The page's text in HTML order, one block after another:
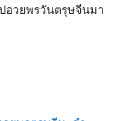
อวยพรวันตรุษจีนมา